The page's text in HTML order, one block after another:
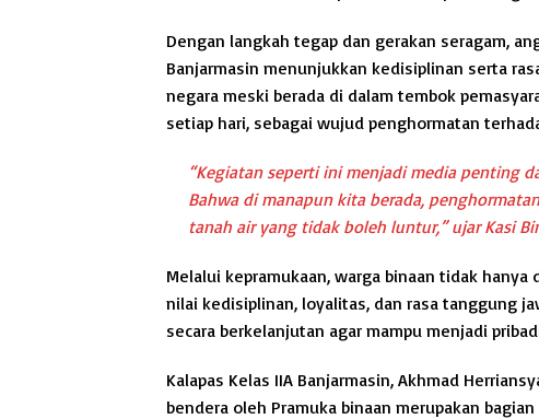
Dengan langkah tegap dan gerakan seragam,
Banjarmasin menunjukkan kedisiplinan serta
negara meski berada di dalam tembok
setiap hari, sebagai wujud penghormatan
“Kegiatan seperti ini menjadi media penting
Bahwa di manapun kita berada,
tanah air yang tidak boleh luntur,” ujar Kasi
Melalui kepramukaan, warga binaan tidak
nilai kedisiplinan, loyalitas, dan rasa tanggung
secara berkelanjutan agar mampu menjadi
Kalapas Kelas IIA Banjarmasin, Akhmad
bendera oleh Pramuka binaan merupakan